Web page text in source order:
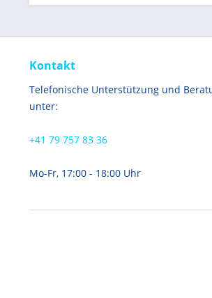
Kontakt
Telefonische Unterstützung und
unter:
+41 79 757 83 36
Mo-Fr, 17:00 - 18:00 Uhr